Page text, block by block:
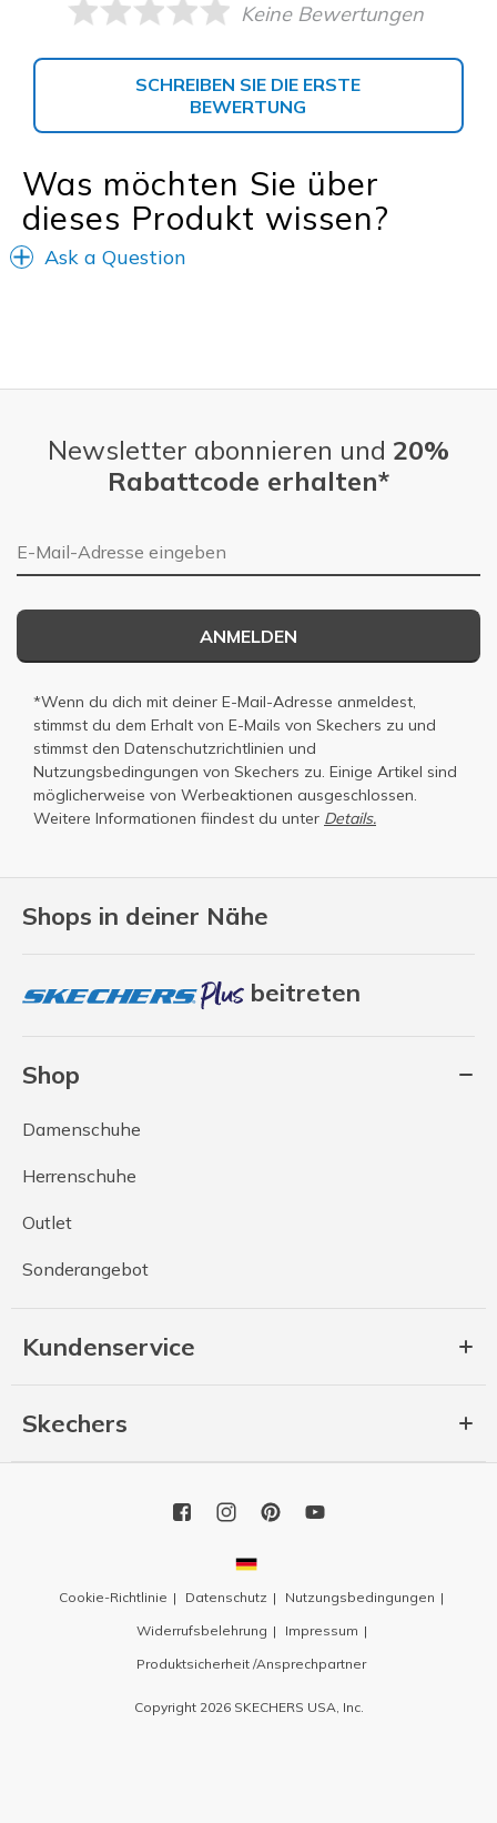
Keine Bewertungen
SCHREIBEN SIE DIE ERSTE
BEWERTUNG
Was möchten Sie über
dieses Produkt wissen?
Ask a Question
Shops in deiner Nähe
beitreten
Shop
Damenschuhe
Herrenschuhe
Outlet
Sonderangebot
Kundenservice
Skechers
Newsletter abonnieren und 20%
Rabattcode erhalten*
E-Mail-Adresse
ANMELDEN
*Wenn du dich mit deiner E-Mail-Adresse anmeldest,
stimmst du dem Erhalt von E-Mails von Skechers zu und
stimmst den Datenschutzrichtlinien und
Nutzungsbedingungen von Skechers zu. Einige Artikel sind
möglicherweise von Werbeaktionen ausgeschlossen.
Weitere Informationen fiindest du unter Details.
Cookie-Richtlinie Datenschutz
Nutzungsbedingungen
Widerrufsbelehrung
Impressum
Produktsicherheit /Ansprechpartner
Copyright 2026 SKECHERS USA, Inc.